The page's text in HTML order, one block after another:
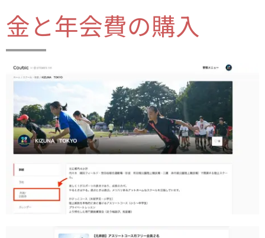
金と年会費の購入